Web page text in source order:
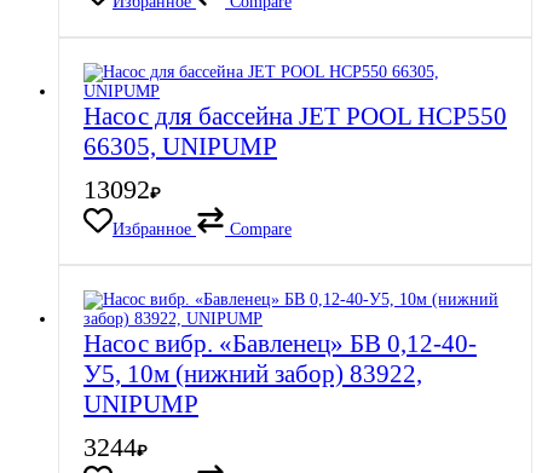
Насос для бассейна JET POOL HCP550
66305, UNIPUMP
13092₽
Избранное
Compare
Насос вибр. «Бавленец» БВ 0,12-40-
У5, 10м (нижний забор) 83922,
UNIPUMP
3244₽